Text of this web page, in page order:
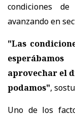
condiciones
avanzando en
"Las
aprovechar el
podamos",
Uno de los